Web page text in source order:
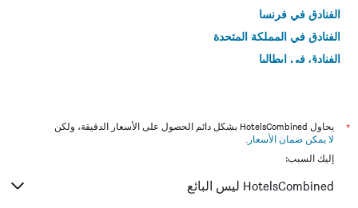
الفنادق في فرنسا
الفنادق في المملكة المتحدة
الفنادق في إيطاليا
*
يحاول HotelsCombined بشكل دائم الحصول على الأسعار الدقيقة، ولكن
لا يمكن ضمان الأسعار .
إليك السبب:
HotelsCombined ليس البائع